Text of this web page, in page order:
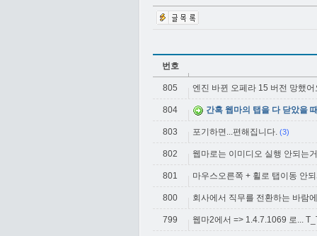
번호
805 엔진 바뀐 오페라 15 버전 망했
804 간혹 웹마의 탭을 다 닫았을
803 포기하면...편해집니다. (3)
802 웹마로는 이미디오 실행 안되는
801 마우스오른쪽 + 휠로 탭이동 안
800 회사에서 직무를 전환하는 바람
799 웹마2에서 => 1.4.7.1069 로...